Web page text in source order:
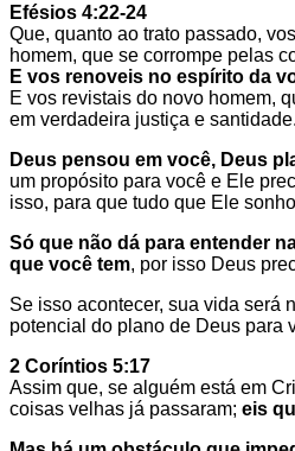
Efésios 4:22-24
Que, quanto ao trato passado,
homem, que se corrompe pelas
E vos renoveis no espírito da
E vos revistais do novo homem,
em verdadeira justiça e santidade.
Deus pensou em você, Deus
um propósito para você e Ele
isso, para que tudo que Ele
Só que não dá para entender
que você tem, por isso Deus
Se isso acontecer, sua vida será
potencial do plano de Deus para
2 Coríntios 5:17
Assim que, se alguém está em
coisas velhas já passaram; eis